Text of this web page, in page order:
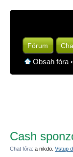
Fórum
Obsah fóra ‹
Cash
Chat fóra: a nikdo. Vstup